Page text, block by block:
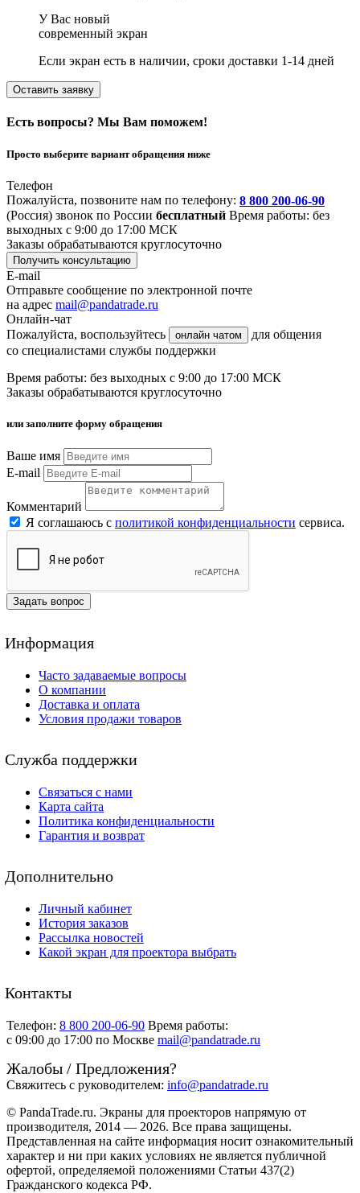
У Вас новый
современный экран
Если экран есть в наличии, сроки доставки 1-14 дней
Оставить заявку
Есть вопросы? Мы Вам поможем!
Просто выберите вариант обращения ниже
Телефон
Пожалуйста, позвоните нам по телефону: 8 800 200-06-90
(Россия) звонок по России бесплатный Время работы: без
выходных с 9:00 до 17:00 МСК
Заказы обрабатываются круглосуточно
Получить консультацию
E-mail
Отправьте сообщение по электронной почте
на адрес mail@pandatrade.ru
Онлайн-чат
Пожалуйста, воспользуйтесь
онлайн чатом
для общения
со специалистами службы поддержки
Время работы: без выходных с 9:00 до 17:00 МСК
Заказы обрабатываются круглосуточно
или заполните форму обращения
Ваше имя
E-mail
Комментарий
Я соглашаюсь с политикой конфиденциальности сервиса.
Задать вопрос
Информация
Часто задаваемые вопросы
О компании
Доставка и оплата
Условия продажи товаров
Служба поддержки
Связаться с нами
Карта сайта
Политика конфиденциальности
Гарантия и возврат
Дополнительно
Личный кабинет
История заказов
Рассылка новостей
Какой экран для проектора выбрать
Контакты
Телефон: 8 800 200-06-90 Время работы:
c 09:00 до 17:00 по Москве mail@pandatrade.ru
Жалобы / Предложения?
Свяжитесь с руководителем: info@pandatrade.ru
© PandaTrade.ru. Экраны для проекторов напрямую от
производителя, 2014 — 2026. Все права защищены.
Представленная на сайте информация носит ознакомительный
характер и ни при каких условиях не является публичной
офертой, определяемой положениями Статьи 437(2)
Гражданского кодекса РФ.